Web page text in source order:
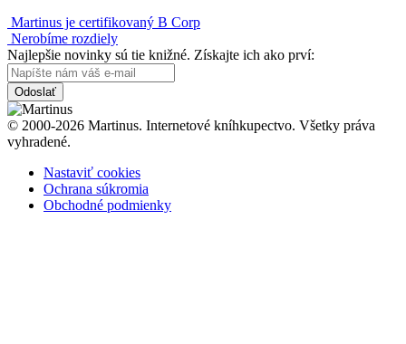
Martinus je certifikovaný B Corp
Nerobíme rozdiely
Najlepšie novinky sú tie knižné. Získajte ich ako prví:
Odoslať
© 2000-2026 Martinus. Internetové kníhkupectvo. Všetky práva
vyhradené.
Nastaviť cookies
Ochrana súkromia
Obchodné podmienky